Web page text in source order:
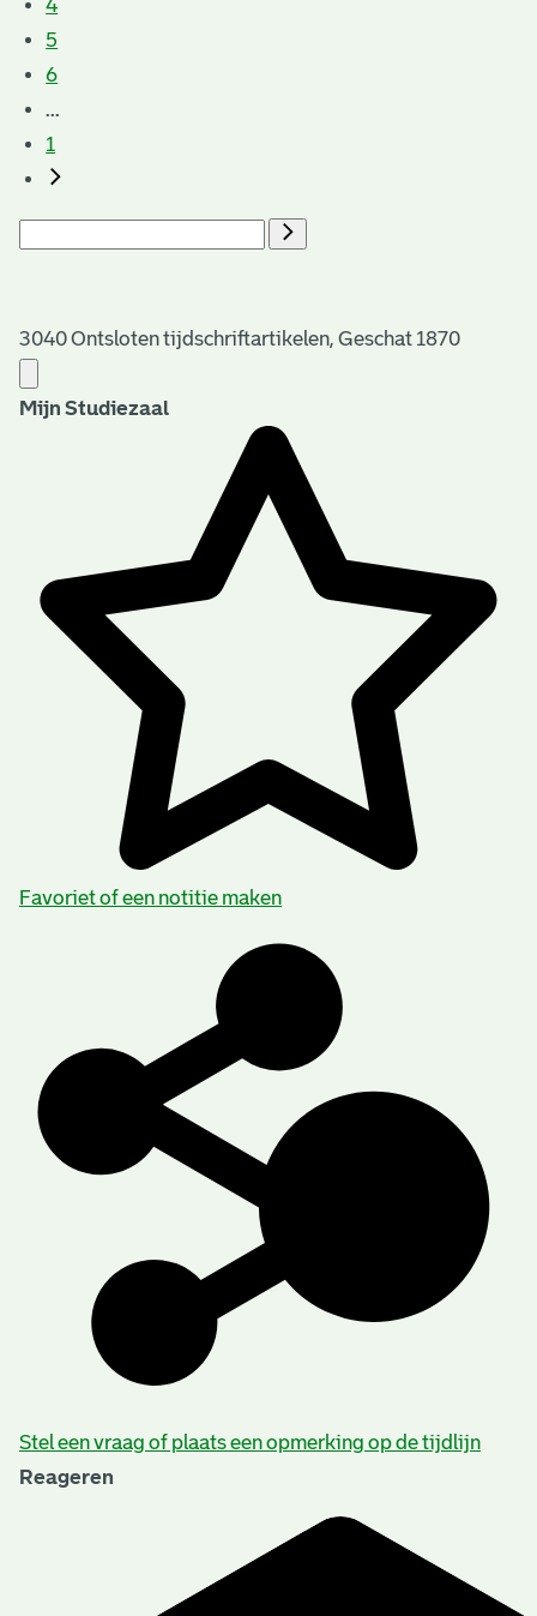
4
5
6
...
1
3040 Ontsloten tijdschriftartikelen, Geschat 1870
Mijn Studiezaal
Favoriet of een notitie maken
Stel een vraag of plaats een opmerking op de tijdlijn
Reageren